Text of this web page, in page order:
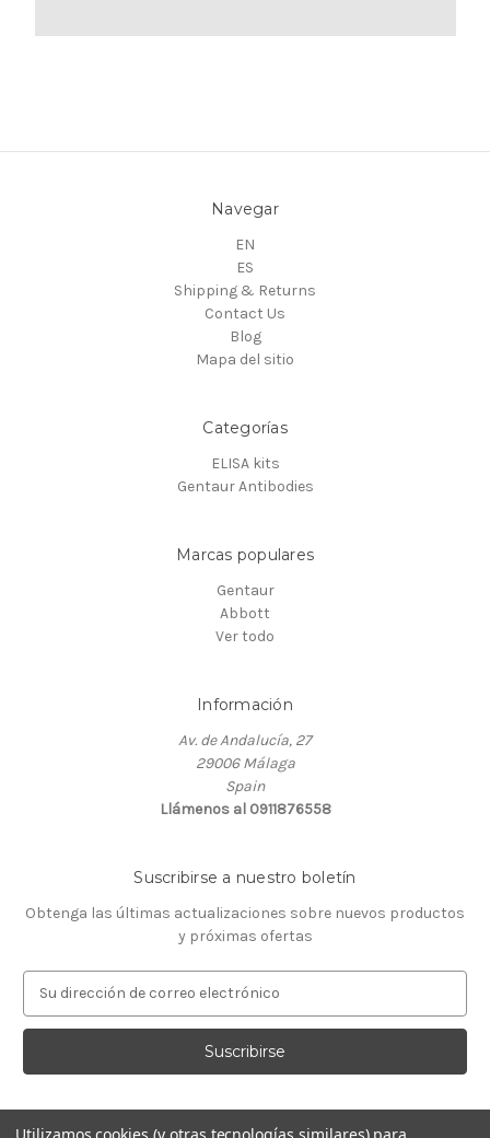
Navegar
EN
ES
Shipping & Returns
Contact Us
Blog
Mapa del sitio
Categorías
ELISA kits
Gentaur Antibodies
Marcas populares
Gentaur
Abbott
Ver todo
Información
Av. de Andalucía, 27
29006 Málaga
Spain
Llámenos al 0911876558
Suscribirse a nuestro boletín
Obtenga las últimas actualizaciones sobre nuevos productos
y próximas ofertas
r
c